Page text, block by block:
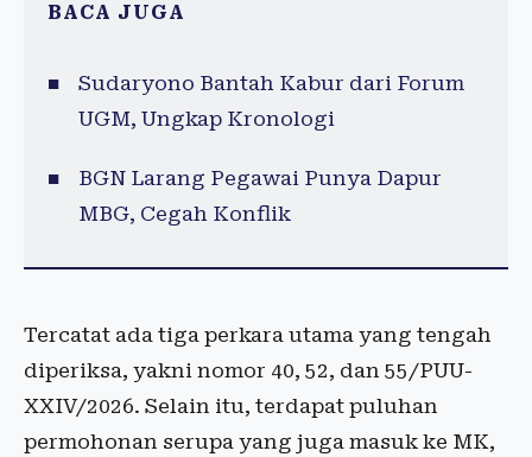
BACA JUGA
Sudaryono Bantah Kabur dari Forum
UGM, Ungkap Kronologi
BGN Larang Pegawai Punya Dapur
MBG, Cegah Konflik
Tercatat ada tiga perkara utama yang tengah
diperiksa, yakni nomor 40, 52, dan 55/PUU-
XXIV/2026. Selain itu, terdapat puluhan
permohonan serupa yang juga masuk ke MK,